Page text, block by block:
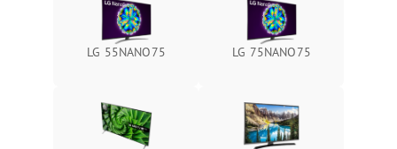
LG 55NANO75 LG 75NANO75